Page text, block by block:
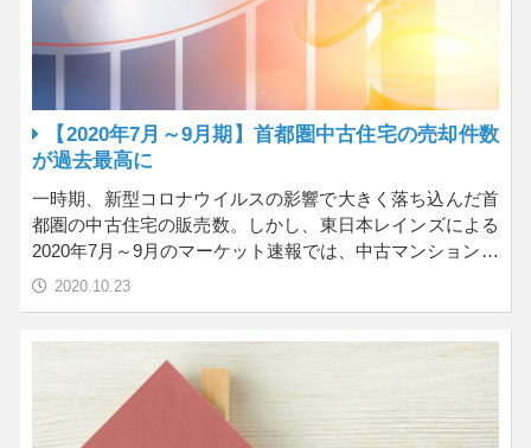
【2020年7月～9月期】首都圏中古住宅の売却件数
が過去最高に
一時期、新型コロナウイルスの影響で大きく落ち込んだ首
都圏の中古住宅の販売数。しかし、東日本レインズによる
2020年7月～9月のマーケット速報では、中古マンション…
2020.10.23